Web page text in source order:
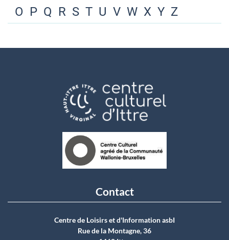
O P Q R S T U V W X Y Z
Contact
Centre de Loisirs et d'Information asbI
Rue de la Montagne, 36